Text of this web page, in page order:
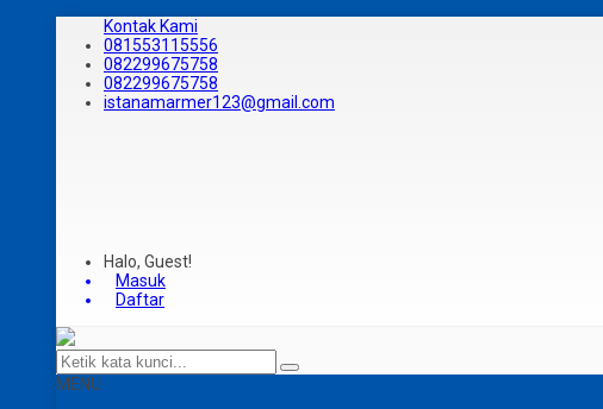
Kontak Kami
081553115556
082299675758
082299675758
istanamarmer123@gmail.com
Halo, Guest!
Masuk
Daftar
MENU